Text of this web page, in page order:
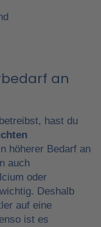
an
betreibst, hast du
höherer Bedarf an
auch
oder
Deshalb
auf eine
ist es